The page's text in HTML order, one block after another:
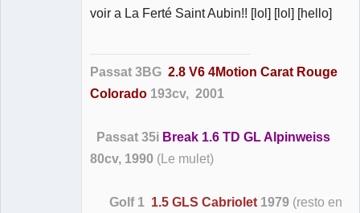
voir a La Ferté Saint Aubin!! [lol] [lol] [hello]
Passat 3BG 2.8 V6 4Motion Carat Rouge
Colorado 193cv, 2001
Passat 35i Break 1.6 TD GL Alpinweiss
80cv, 1990 (Le mulet)
Golf 1 1.5 GLS Cabriolet 1979 (resto en